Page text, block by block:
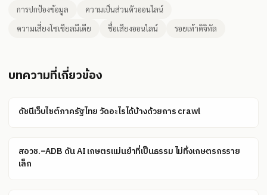
การปกป้องข้อมูล
ความเป็นส่วนตัวออนไลน์
ความเสี่ยงโซเชียลมีเดีย
ชื่อเสียงออนไลน์ รอยเท้าดิจิทัล
บทความที่เกี่ยวข้อง
ดัชนีเว็บไซต์ภาครัฐไทย วัดอะไรได้บ้างด้วยการ crawl
สอวช.–ADB ดัน AI เกษตรแม่นยำที่เป็นธรรม ไม่ทิ้งเกษตรกรราย
เล็ก